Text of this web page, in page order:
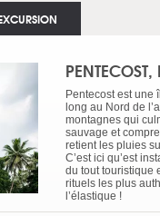
Pentecost est une
long au Nord de
montagnes qui
sauvage et
retient les pluies
C’est ici qu’est
du tout touristique
rituels les plus
l’élastique !